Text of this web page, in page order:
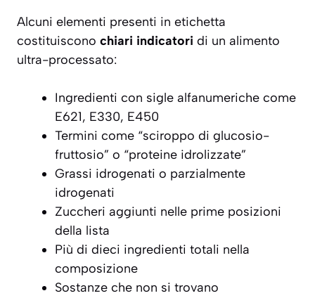
Alcuni elementi presenti in etichetta
costituiscono chiari indicatori di un alimento
ultra-processato:
Ingredienti con sigle alfanumeriche come
E621, E330, E450
Termini come “sciroppo di glucosio-
fruttosio” o “proteine idrolizzate”
Grassi idrogenati o parzialmente
idrogenati
Zuccheri aggiunti nelle prime posizioni
della lista
Più di dieci ingredienti totali nella
composizione
Sostanze che non si trovano